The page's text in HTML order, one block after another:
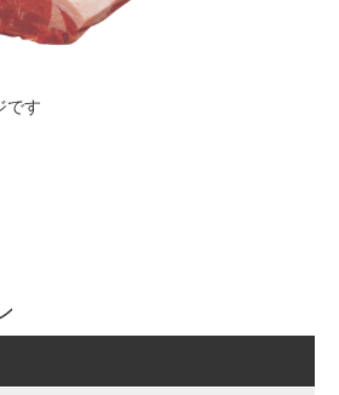
です